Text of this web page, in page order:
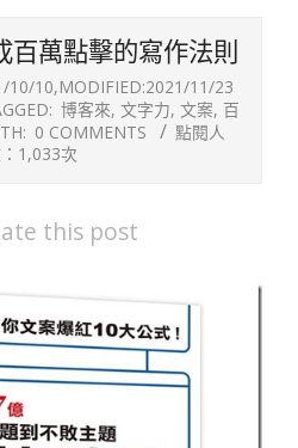
百萬點擊的寫作法則
10/10,MODIFIED:2021/11/23
博客來, 文字力, 文案, 百
0 COMMENTS
點閱人
1,033次
this post